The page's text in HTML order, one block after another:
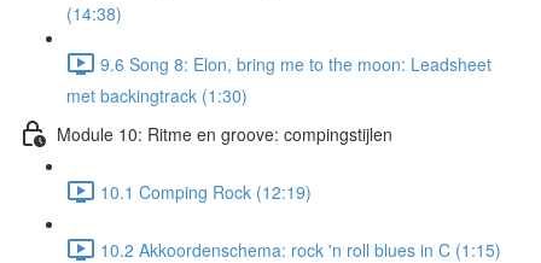
(14:38)
9.6 Song 8: Elon, bring me to the moon: Leadsheet
met backingtrack (1:30)
Module 10: Ritme en groove: compingstijlen
10.1 Comping Rock (12:19)
10.2 Akkoordenschema: rock 'n roll blues in C (1:15)